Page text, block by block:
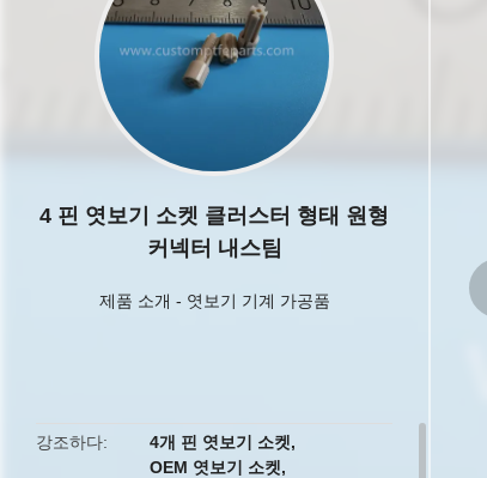
4 핀 엿보기 소켓 클러스터 형태 원형
커넥터 내스팀
제품 소개 - 엿보기 기계 가공품
강조하다 4개 핀 엿보기 소켓,
OEM 엿보기 소켓,